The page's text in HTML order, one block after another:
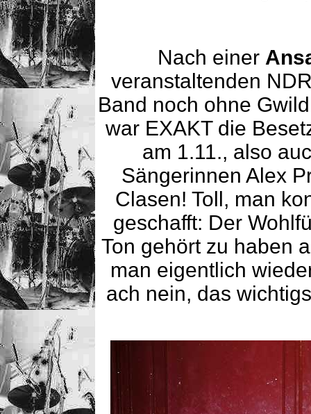
Nach einer
veranstaltenden
Band noch ohne
war EXAKT die
am 1.11., also
Sängerinnen Alex
Clasen! Toll, man
geschafft: Der
Ton gehört zu haben
man eigentlich
ach nein, das